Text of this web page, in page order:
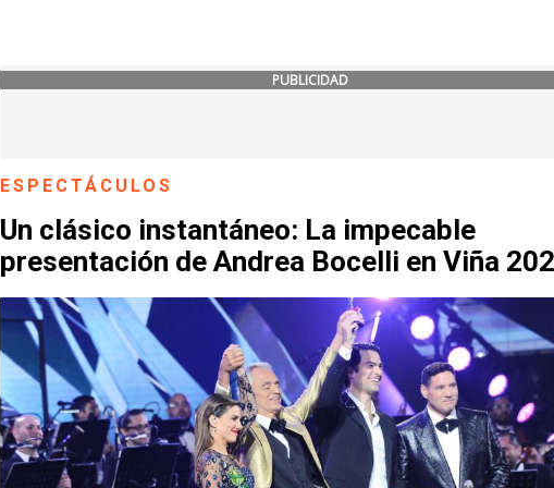
PUBLICIDAD
ESPECTÁCULOS
Un clásico instantáneo: La impecable
presentación de Andrea Bocelli en Viña